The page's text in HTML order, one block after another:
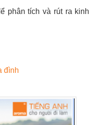
phân tích và rút ra kinh
đình